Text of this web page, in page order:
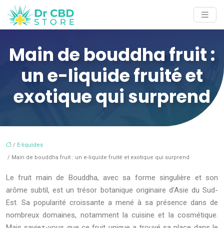
Main de bouddha fruit :
un e-liquide fruité et
exotique qui surprend
/ E-liquides
/ Main de bouddha fruit : un e-liquide fruité et exotique qui surprend
Le fruit main de Bouddha, avec sa forme singulière et son
arôme subtil, est un trésor botanique originaire d’Asie du Sud-
Est. Sa popularité croissante a mené à sa présence dans de
nombreux domaines, notamment la cuisine et la cosmétique.